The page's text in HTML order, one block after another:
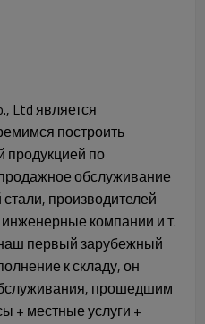
Ltd является
построить
продукцией по
обслуживание
производителей
компании и т.
первый зарубежный
к складу, он
прошедшим
+ местные услуги +